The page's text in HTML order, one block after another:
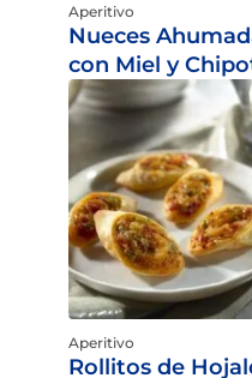
Aperitivo
Nueces
con Miel y
Aperitivo
Rollitos de